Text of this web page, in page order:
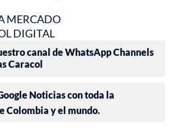
MERCADO
DIGITAL
canal de WhatsApp Channels
Caracol
Noticias con toda la
Colombia y el mundo.